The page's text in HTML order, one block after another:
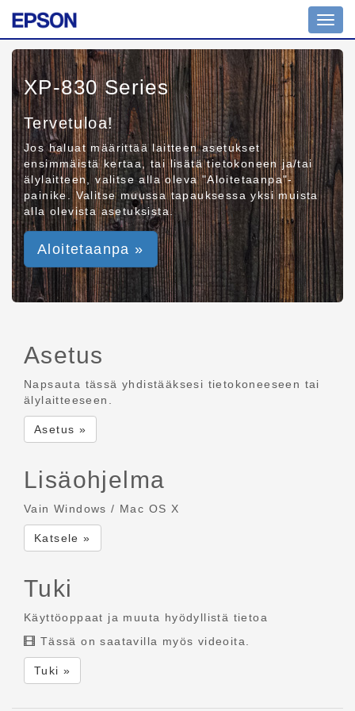
XP-830 Series
Tervetuloa!
Jos haluat määrittää laitteen asetukset
ensimmäistä kertaa, tai lisätä tietokoneen ja/tai
älylaitteen, valitse alla oleva "Aloitetaanpa"-
painike. Valitse muussa tapauksessa yksi muista
alla olevista asetuksista.
Aloitetaanpa »
Asetus
Napsauta tässä yhdistääksesi tietokoneeseen tai
älylaitteeseen.
Asetus »
Lisäohjelma
Vain Windows / Mac OS X
Katsele »
Tuki
Käyttöoppaat ja muuta hyödyllistä tietoa
Tässä on saatavilla myös videoita.
Tuki »